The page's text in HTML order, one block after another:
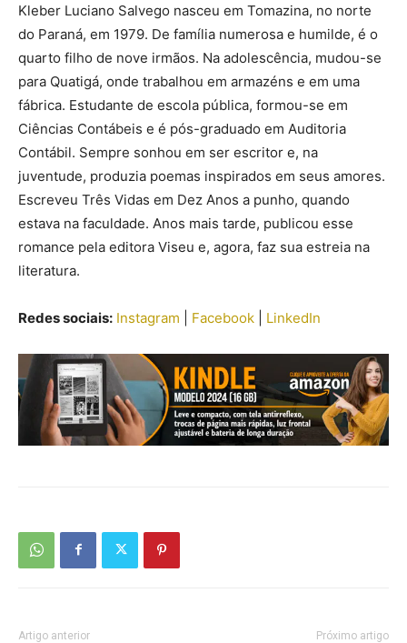
Kleber Luciano Salvego nasceu em Tomazina, no norte
do Paraná, em 1979. De família numerosa e humilde, é o
quarto filho de nove irmãos. Na adolescência, mudou-se
para Quatigá, onde trabalhou em armazéns e em uma
fábrica. Estudante de escola pública, formou-se em
Ciências Contábeis e é pós-graduado em Auditoria
Contábil. Sempre sonhou em ser escritor e, na
juventude, produzia poemas inspirados em seus amores.
Escreveu Três Vidas em Dez Anos a punho, quando
estava na faculdade. Anos mais tarde, publicou esse
romance pela editora Viseu e, agora, faz sua estreia na
literatura.
Redes sociais: Instagram Facebook LinkedIn
Artigo anterior Próximo artigo